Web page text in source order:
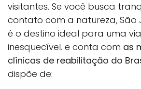
visitantes. Se você busca
contato com a natureza, São
é o destino ideal para uma
inesquecível. e conta com as
clínicas de reabilitação do
dispõe de: